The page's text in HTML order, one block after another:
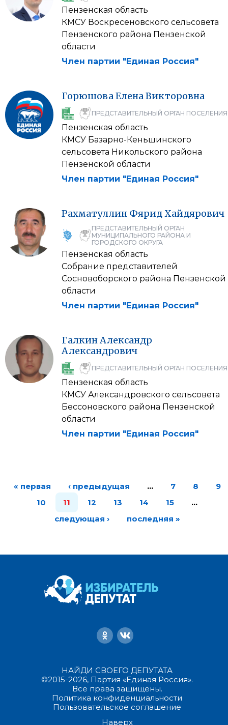
Пензенская область
КМСУ Воскресеновского сельсовета
Пензенского района Пензенской
области
Член партии "Единая Россия"
ГорюшоваЕленаВикторовна
ПРЕДСТАВИТЕЛЬНЫЙ ОРГАН ПОСЕЛЕНИЯ
Пензенская область
КМСУ Базарно-Кеньшинского
сельсовета Никольского района
Пензенской области
Член партии "Единая Россия"
Рахматуллин ФяридХайдярович
ПРЕДСТАВИТЕЛЬНЫЙ ОРГАН
МУНИЦИПАЛЬНОГО РАЙОНА И
ГОРОДСКОГО ОКРУГА
Пензенская область
Собрание представителей
Сосновоборского района Пензенской
области
Член партии "Единая Россия"
ГалкинАлександр
Александрович
ПРЕДСТАВИТЕЛЬНЫЙ ОРГАН ПОСЕЛЕНИЯ
Пензенская область
КМСУ Александровского сельсовета
Бессоновского района Пензенской
области
Член партии "Единая Россия"
« первая ‹ предыдущая … 7 8
9
10
11 12 13 14 15
…
следующая ›
последняя »
НАЙДИ СВОЕГО ДЕПУТАТА
©2015-2026, Партия «Единая Россия».
Все права защищены.
Политика конфиденциальности
Пользовательское соглашение
Наверх